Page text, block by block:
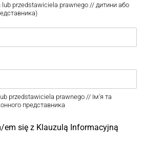
lub przedstawiciela prawnego // дитини або
przedstawiciela prawnego // Ім'я та
представника
em się z Klauzulą Informacyjną